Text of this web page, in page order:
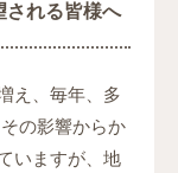
される皆様へ
え、毎年、多
その影響からか
いますが、地